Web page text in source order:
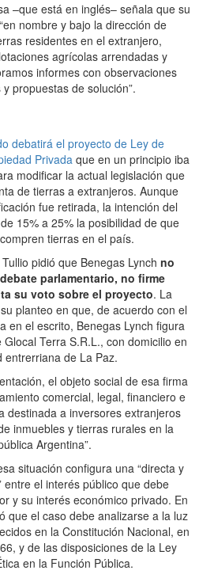
–que está en inglés– señala que su
nombre y bajo la dirección de
residentes en el extranjero,
agrícolas arrendadas y
informes con observaciones
propuestas de solución”.
debatirá el proyecto de Ley de
Privada que en un principio iba
modificar la actual legislación que
de tierras a extranjeros. Aunque
fue retirada, la intención del
15% a 25% la posibilidad de que
tierras en el país.
pidió que Benegas Lynch no
parlamentario, no firme
su voto sobre el proyecto. La
planteo en que, de acuerdo con el
en el escrito, Benegas Lynch figura
Terra S.R.L., con domicilio en
entrerriana de La Paz.
el objeto social de esa firma
comercial, legal, financiero e
destinada a inversores extranjeros
inmuebles y tierras rurales en la
Argentina”.
situación configura una “directa y
entre el interés público que debe
y su interés económico privado. En
que el caso debe analizarse a la luz
en la Constitución Nacional, en
y de las disposiciones de la Ley
en la Función Pública.